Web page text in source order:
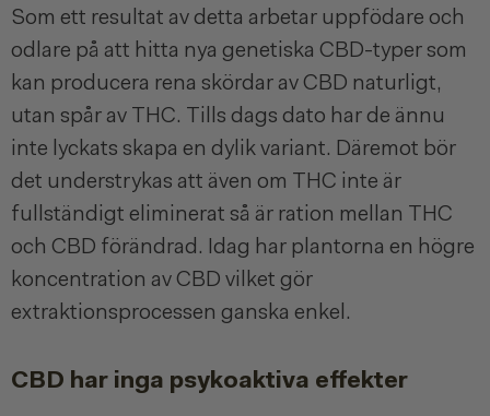
Som ett resultat av detta arbetar uppfödare och
odlare på att hitta nya genetiska CBD-typer som
kan producera rena skördar av CBD naturligt,
utan spår av THC. Tills dags dato har de ännu
inte lyckats skapa en dylik variant. Däremot bör
det understrykas att även om THC inte är
fullständigt eliminerat så är ration mellan THC
och CBD förändrad. Idag har plantorna en högre
koncentration av CBD vilket gör
extraktionsprocessen ganska enkel.
CBD har inga psykoaktiva effekter